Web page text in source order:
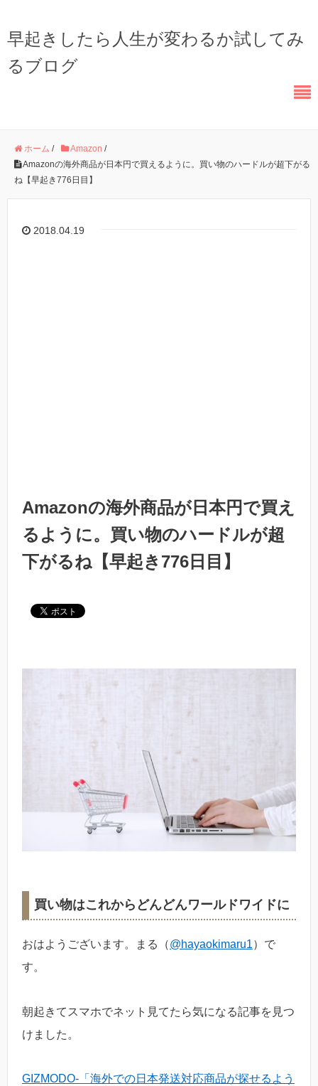
早起きしたら人生が変わるか試してみ
るブログ
ホーム / Amazon /
Amazonの海外商品が日本円で買えるように。買い物のハードルが超下がる
ね【早起き776日目】
2018.04.19
Amazonの海外商品が日本円で買え
るように。買い物のハードルが超
下がるね【早起き776日目】
買い物はこれからどんどんワールドワイドに
おはようございます。まる（@hayaokimaru1）で
す。
朝起きてスマホでネット見てたら気になる記事を見つ
けました。
GIZMODO-「海外での日本発送対応商品が探せるよう